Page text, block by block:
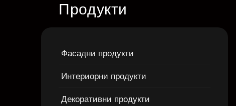
Продукти
Фасадни продукти
Интериорни продукти
Декоративни продукти